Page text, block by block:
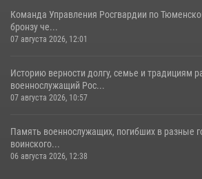
Команда Управления Росгвардии по
бронзу че...
07 августа 2026, 12:01
Историю верности долгу, семье и традициям
военнослужащий Рос...
07 августа 2026, 10:57
Память военнослужащих, погибших в разные
воинского...
06 августа 2026, 12:38